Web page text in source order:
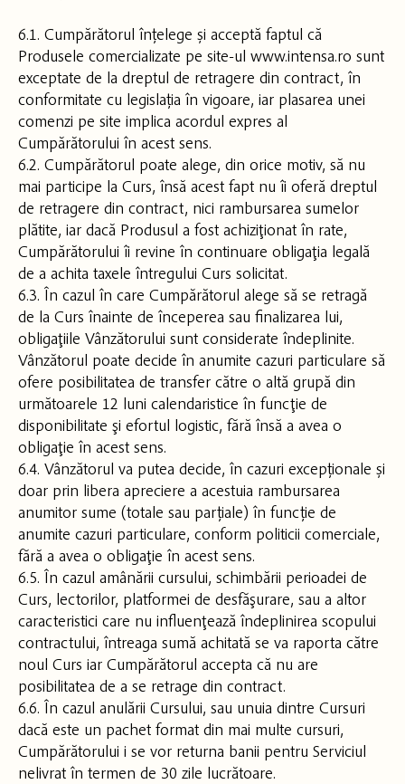
6.1. Cumpărătorul înțelege și acceptă faptul că
Produsele comercializate pe site-ul www.intensa.ro sunt
exceptate de la dreptul de retragere din contract, în
conformitate cu legislația în vigoare, iar plasarea unei
comenzi pe site implica acordul expres al
Cumpărătorului în acest sens.
6.2. Cumpărătorul poate alege, din orice motiv, să nu
mai participe la Curs, însă acest fapt nu îi oferă dreptul
de retragere din contract, nici rambursarea sumelor
plătite, iar dacă Produsul a fost achiziţionat în rate,
Cumpărătorului îi revine în continuare obligaţia legală
de a achita taxele întregului Curs solicitat.
6.3. În cazul în care Cumpărătorul alege să se retragă
de la Curs înainte de începerea sau finalizarea lui,
obligaţiile Vânzătorului sunt considerate îndeplinite.
Vânzătorul poate decide în anumite cazuri particulare să
ofere posibilitatea de transfer către o altă grupă din
următoarele 12 luni calendaristice în funcţie de
disponibilitate şi efortul logistic, fără însă a avea o
obligaţie în acest sens.
6.4. Vânzătorul va putea decide, în cazuri excepționale și
doar prin libera apreciere a acestuia rambursarea
anumitor sume (totale sau parțiale) în funcție de
anumite cazuri particulare, conform politicii comerciale,
fără a avea o obligaţie în acest sens.
6.5. În cazul amânării cursului, schimbării perioadei de
Curs, lectorilor, platformei de desfăşurare, sau a altor
caracteristici care nu influenţează îndeplinirea scopului
contractului, întreaga sumă achitată se va raporta către
noul Curs iar Cumpărătorul accepta că nu are
posibilitatea de a se retrage din contract.
6.6. În cazul anulării Cursului, sau unuia dintre Cursuri
dacă este un pachet format din mai multe cursuri,
Cumpărătorului i se vor returna banii pentru Serviciul
nelivrat în termen de 30 zile lucrătoare.